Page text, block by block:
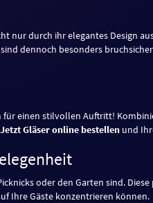
nur durch ihr elegantes Design
dennoch besonders
für einen stilvollen Auftritt!
Jetzt Gläser online bestellen und
oder den Garten sind.
Ihre Gäste konzentrieren können.